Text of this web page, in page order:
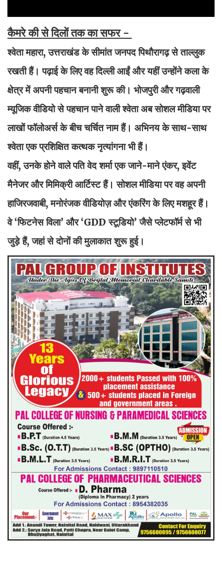
कैमरे की से दिलों तक का सफर -
श्वेता महारा, उत्तराखंड के सीमांत जनपद पिथौरागढ़ से ताल्लुक
रखती हैं। पढ़ाई के लिए वह दिल्ली आईं और यहीं उन्होंने कला के
क्षेत्र में अपनी पहचान बनानी शुरू की। भोजपुरी और गढ़वाली
म्यूजिक वीडियो से पहचान पाने वाली श्वेता अब सोशल मीडिया पर
लाखों फॉलोअर्स के बीच चर्चित नाम हैं। अभिनय के साथ-साथ
श्वेता एक प्रशिक्षित कत्थक नृत्यांगना भी हैं।
वहीं, उनके होने वाले पति वेद शर्मा एक जाने-माने एंकर, इवेंट
मैनेजर और मिमिक्री आर्टिस्ट हैं। सोशल मीडिया पर वह अपनी
हाजिरजवाबी, मनोरंजक वीडियोज़ और एंकरिंग के लिए मशहूर हैं।
वे ‘फिटनेस विला’ और ‘GDD स्टूडियो’ जैसे प्लेटफॉर्म से भी
जुड़े हैं, जहां से दोनों की मुलाकात शुरू हुई।